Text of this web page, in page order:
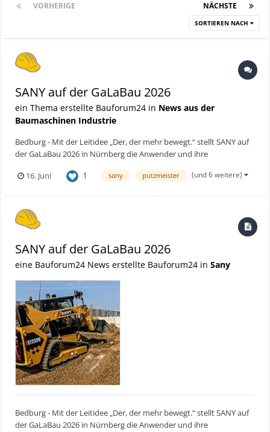
VORHERIGE NÄCHSTE
SORTIEREN NACH
SANY auf der GaLaBau 2026
ein Thema erstellte Bauforum24 in News aus der
Baumaschinen Industrie
Bedburg - Mit der Leitidee „Der, der mehr bewegt.“ stellt SANY auf
der GaLaBau 2026 in Nürnberg die Anwender und ihre
Unternehmen neue Maschinen, eine erweiterte Produktpalette
16. Juni 1 sany putzmeister (und 6 weitere)
SANY auf der GaLaBau 2026
eine Bauforum24 News erstellte Bauforum24 in Sany
Bedburg - Mit der Leitidee „Der, der mehr bewegt.“ stellt SANY auf
der GaLaBau 2026 in Nürnberg die Anwender und ihre